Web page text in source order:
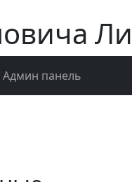
Админ панель